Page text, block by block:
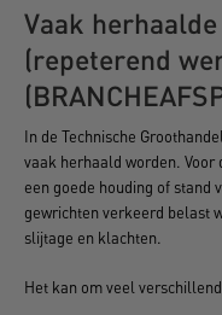
Vaak
(repeterend
In de Technische
vaak herhaald worden.
een goede houding of stand
gewrichten verkeerd belast
slijtage en klachten.
Het kan om veel